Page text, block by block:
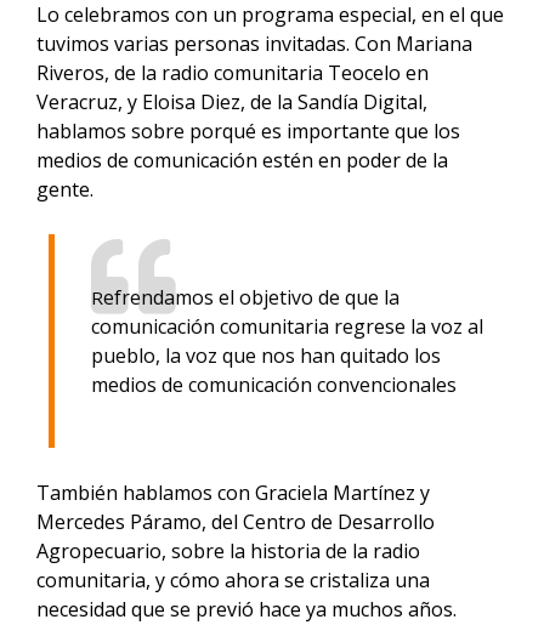
Lo celebramos con un programa especial, en el que
tuvimos varias personas invitadas. Con Mariana
Riveros, de la radio comunitaria Teocelo en
Veracruz, y Eloisa Diez, de la Sandía Digital,
hablamos sobre porqué es importante que los
medios de comunicación estén en poder de la
gente.
Refrendamos el objetivo de que la
comunicación comunitaria regrese la voz al
pueblo, la voz que nos han quitado los
medios de comunicación convencionales
También hablamos con Graciela Martínez y
Mercedes Páramo, del Centro de Desarrollo
Agropecuario, sobre la historia de la radio
comunitaria, y cómo ahora se cristaliza una
necesidad que se previó hace ya muchos años.